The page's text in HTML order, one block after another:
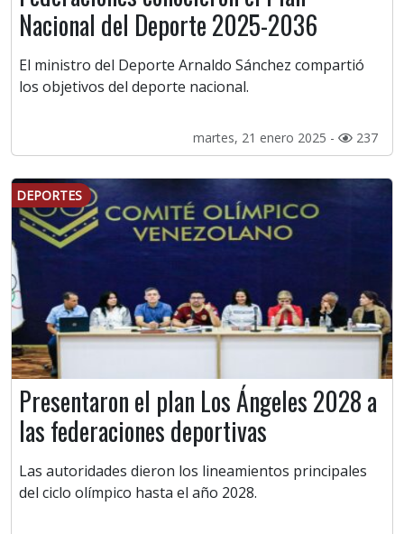
Nacional del Deporte 2025-2036
El ministro del Deporte Arnaldo Sánchez compartió
los objetivos del deporte nacional.
martes, 21 enero 2025 - 237
DEPORTES
Presentaron el plan Los Ángeles 2028 a
las federaciones deportivas
Las autoridades dieron los lineamientos principales
del ciclo olímpico hasta el año 2028.